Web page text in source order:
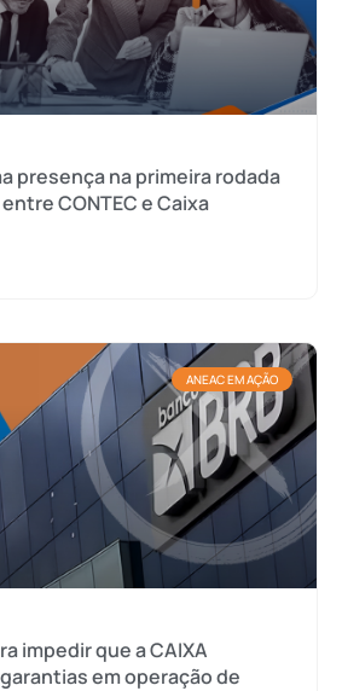
presença na primeira rodada
CONTEC e Caixa
ANEAC EM AÇÃO
impedir que a CAIXA
em operação de